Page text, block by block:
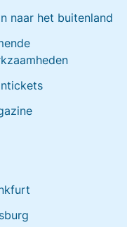
naar het buitenland